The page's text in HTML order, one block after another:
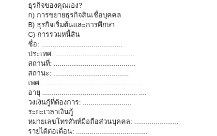
ธุรกิจของคุณเอง?
ก) การขยายธุรกิจสินเชื่อบุคคล
B) ธุรกิจเริ่มต้นและการศึกษา
C) การรวมหนี้สิน
ชื่อ: ..........................................
ประเทศ: .........................................
สถานที่: ..........................................
สถานะ: .......................................
เพศ: ................................................ ...
อายุ ................................................. ....
วงเงินกู้ที่ต้องการ: .........................
ระยะเวลาเงินกู้: ...................................
หมายเลขโทรศัพท์มือถือส่วนบุคคล: .......................
รายได้ต่อเดือน: .....................................